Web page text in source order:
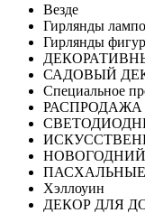
Везде
Гирлянды
Гирлянды
САДОВЫЙ
Специальное
РАСПРОДАЖА
Хэллоуин
ДЕКОР ДЛЯ